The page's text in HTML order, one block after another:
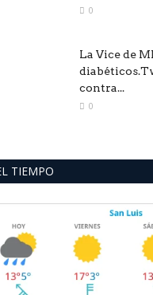
0
La Vice de
contra...
0
TIEMPO